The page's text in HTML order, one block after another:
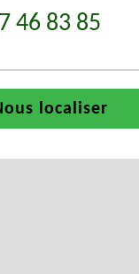
46 83 85
localiser